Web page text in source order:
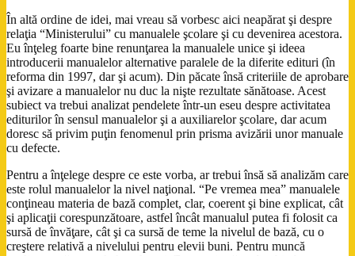
În altă ordine de idei, mai vreau să vorbesc aici neapărat şi despre
relaţia “Ministerului” cu manualele şcolare şi cu devenirea acestora.
Eu înţeleg foarte bine renunţarea la manualele unice şi ideea
introducerii manualelor alternative paralele de la diferite edituri (în
reforma din 1997, dar şi acum). Din păcate însă criteriile de aprobare
şi avizare a manualelor nu duc la nişte rezultate sănătoase. Acest
subiect va trebui analizat pendelete într-un eseu despre activitatea
editurilor în sensul manualelor şi a auxiliarelor şcolare, dar acum
doresc să privim puţin fenomenul prin prisma avizării unor manuale
cu defecte.
Pentru a înţelege despre ce este vorba, ar trebui însă să analizăm care
este rolul manualelor la nivel naţional. “Pe vremea mea” manualele
conţineau materia de bază complet, clar, coerent şi bine explicat, cât
şi aplicaţii corespunzătoare, astfel încât manualul putea fi folosit ca
sursă de învăţare, cât şi ca sursă de teme la nivelul de bază, cu o
creştere relativă a nivelului pentru elevii buni. Pentru muncă